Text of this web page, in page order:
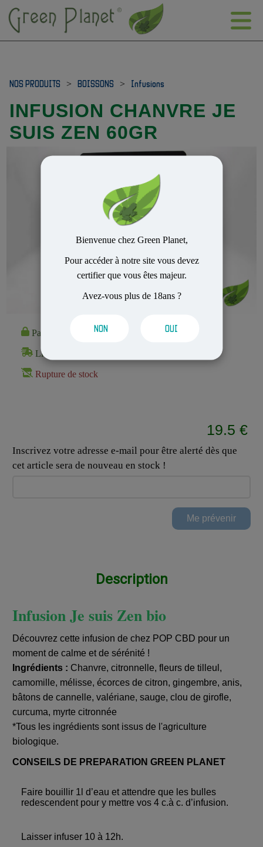
Bienvenue chez Green Planet,
Pour accéder à notre site vous devez
certifier que vous êtes majeur.
Avez-vous plus de 18ans ?
NON OUI
NOS PRODUITS > BOISSONS > Infusions
INFUSION CHANVRE JE
SUIS ZEN 60GR
Paiement 100% Sécurisé
Livraison Rapide et Discrète
Rupture de stock
19.5 €
Inscrivez votre adresse e-mail pour être alerté dès que
cet article sera de nouveau en stock !
Description
Infusion Je suis Zen bio
Découvrez cette infusion de chez POP CBD pour un
moment de calme et de sérénité !
Ingrédients : Chanvre, citronnelle, fleurs de tilleul,
camomille, mélisse, écorces de citron, gingembre, anis,
bâtons de cannelle, valériane, sauge, clou de girofle,
curcuma, myrte citronnée
*Tous les ingrédients sont issus de l'agriculture
biologique.
CONSEILS DE PREPARATION GREEN PLANET
Faire bouillir 1l d’eau et attendre que les bulles
redescendent pour y mettre vos 4 c.à c. d’infusion.
Laisser infuser 10 à 12h.